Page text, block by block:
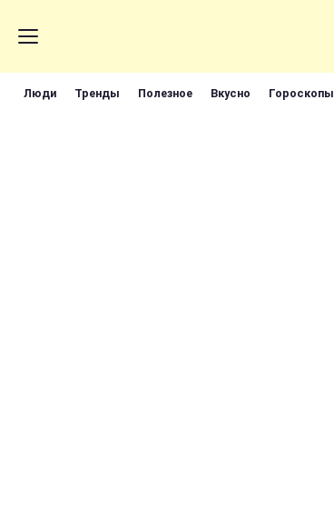
Люди Тренды Полезное Вкусно Гороскопы